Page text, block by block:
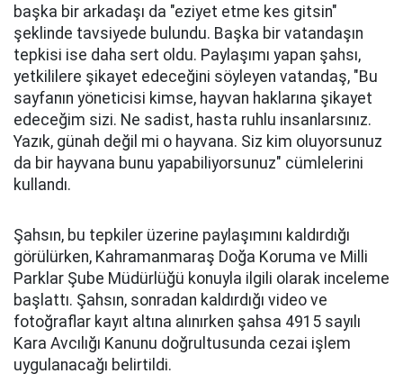
başka bir arkadaşı da "eziyet etme kes gitsin"
şeklinde tavsiyede bulundu. Başka bir vatandaşın
tepkisi ise daha sert oldu. Paylaşımı yapan şahsı,
yetkililere şikayet edeceğini söyleyen vatandaş, "Bu
sayfanın yöneticisi kimse, hayvan haklarına şikayet
edeceğim sizi. Ne sadist, hasta ruhlu insanlarsınız.
Yazık, günah değil mi o hayvana. Siz kim oluyorsunuz
da bir hayvana bunu yapabiliyorsunuz" cümlelerini
kullandı.
Şahsın, bu tepkiler üzerine paylaşımını kaldırdığı
görülürken, Kahramanmaraş Doğa Koruma ve Milli
Parklar Şube Müdürlüğü konuyla ilgili olarak inceleme
başlattı. Şahsın, sonradan kaldırdığı video ve
fotoğraflar kayıt altına alınırken şahsa 4915 sayılı
Kara Avcılığı Kanunu doğrultusunda cezai işlem
uygulanacağı belirtildi.